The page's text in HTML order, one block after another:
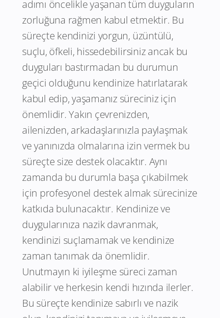
adımı öncelikle yaşanan tüm duyguların
zorluğuna rağmen kabul etmektir. Bu
süreçte kendinizi yorgun, üzüntülü,
suçlu, öfkeli, hissedebilirsiniz ancak bu
duyguları bastırmadan bu durumun
geçici olduğunu kendinize hatırlatarak
kabul edip, yaşamanız süreciniz için
önemlidir. Yakın çevrenizden,
ailenizden, arkadaşlarınızla paylaşmak
ve yanınızda olmalarına izin vermek bu
süreçte size destek olacaktır. Aynı
zamanda bu durumla başa çıkabilmek
için profesyonel destek almak sürecinize
katkıda bulunacaktır. Kendinize ve
duygularınıza nazik davranmak,
kendinizi suçlamamak ve kendinize
zaman tanımak da önemlidir.
Unutmayın ki iyileşme süreci zaman
alabilir ve herkesin kendi hızında ilerler.
Bu süreçte kendinize sabırlı ve nazik